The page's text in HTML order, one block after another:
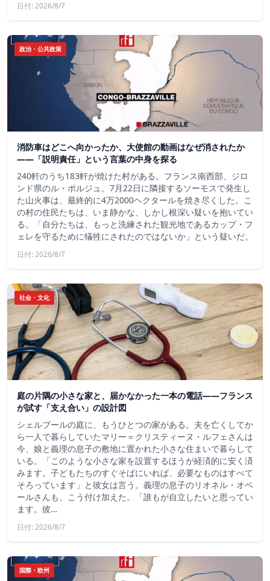
日付: 2026/8/7
政治・公共政策
消防車はどこへ向かったか、大使館の動画はなぜ消されたか
——「説明責任」という言葉の中身を探る
240軒のうち183軒が焼けた村がある。フランス南西部、ジロ
ンド県のル・ポルジュ。7月22日に隣接するソーモスで発生し
た山火事は、最終的に4万2000ヘクタールを焼き尽くした。こ
の村の住民たちは、いま静かな、しかし根深い疑いを抱いてい
る。「自分たちは、もっと洗練された観光地であるカップ・フ
ェレを守るために犠牲にされたのではないか」という疑いだ。
日付: 2026/8/7
社会・文化
庭の片隅の小さな家と、届かなかった一本の電話——フランス
が試す「支え合い」の設計図
シェルブールの庭に、もうひとつの家がある。夫を亡くしてか
ら一人で暮らしていたマリー＝クリスティーヌ・ルフェさんは
今、娘と義理の息子の敷地に置かれた小さな住まいで暮らして
いる。「このような小さな家を設置するほうが経済的に安く済
みます。子どもたちのすぐそばにいれば、必要なものはすべて
そろっています」と彼女は言う。義理の息子のリオネル・オベ
ールさんも、こう付け加えた。「誰もが自立したいと思ってい
ます。彼…
日付: 2026/8/7
国際・欧州